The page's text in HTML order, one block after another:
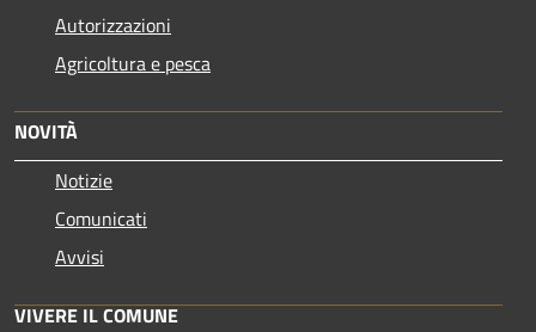
Autorizzazioni
Agricoltura e pesca
NOVITÀ
Notizie
Comunicati
Avvisi
VIVERE IL COMUNE